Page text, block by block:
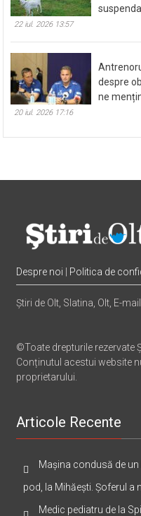
22 iul. 2026 13:57
despre
ne
20 iul. 2026 17:16
Despre noi Politica de
Știri de Olt, Slatina, Olt, E-
©Toate drepturile rezervate
Conținutul acestui website
proprietarului.
Articole Recente
Mașina condusă de un
pod, la Mihăești. Șoferul a
Medic pediatru de la